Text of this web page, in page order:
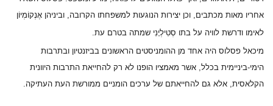
אחריו מאות מכתבים, וכן יצירות הנוגעות למשפחתו הקרובה, וביניהן אֶנְקוֹמְיוֹן
לאימו ודרשת לוויה על בתו סְטִילְיָנִי שמתה בטרם עת.
מיכאל פסלוס היה אחד מן ההומניסטים הראשונים בביזנטיון ובתרבות
הימי-ביניימית בכלל, אשר מאמציו הופנו לא רק להחייאת התרבות היוונית
הקלאסית, אלא גם להחייאתם של ערכים הומניים ממורשת העת העתיקה.